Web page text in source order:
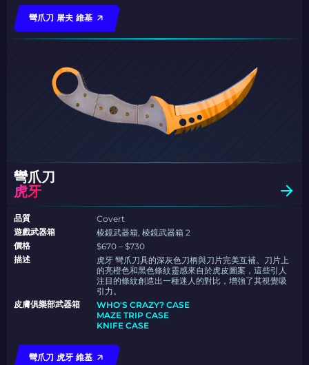
彎爪刀 屠夫 維基
彎爪刀
虎牙
品質
Covert
遊戲武器箱
棱鏡武器箱, 棱鏡武器箱 2
價格
$670 – $730
描述
虎牙 彎爪刀具的深灰色刀柄與刀片完美互補。刀片上
的亮橙色和黑色條紋靈感來自於虎皮圖案，這些引人
注目的條紋創造出一種迷人的對比，增強了其視覺吸
引力。
皮膚俱樂部武器箱
WHO'S CRAZY? CASE
MAZE TRIP CASE
KNIFE CASE
彎爪刀 虎牙 維基